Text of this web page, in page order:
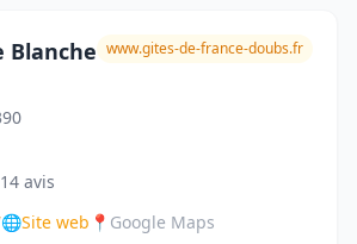
Blanche www.gites-de-france-doubs.fr
14 avis
🌐Site web 📍 Google Maps